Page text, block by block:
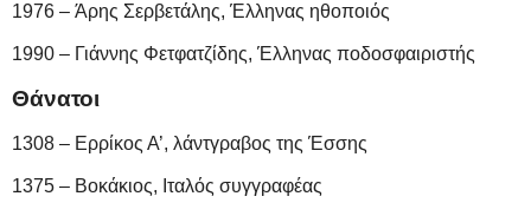
1976 – Άρης Σερβετάλης, Έλληνας ηθοποιός
1990 – Γιάννης Φετφατζίδης, Έλληνας ποδοσφαιριστής
Θάνατοι
1308 – Ερρίκος Α’, λάντγραβος της Έσσης
1375 – Βοκάκιος, Ιταλός συγγραφέας